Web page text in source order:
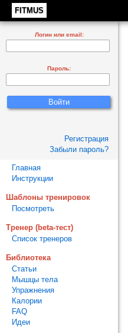
FITMUS
Логин или email:
Пароль:
Регистрация
Забыли пароль?
Главная
Инструкции
Шаблоны тренировок
Посмотреть
Тренер (beta-тест)
Список тренеров
Библиотека
Статьи
Мышцы тела
Упражнения
Калории
FAQ
Идеи